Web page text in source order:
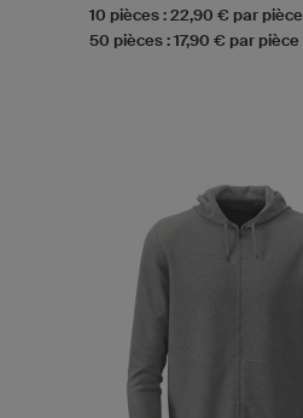
10 pièces : 22,90 € par pièce
50 pièces : 17,90 € par pièce